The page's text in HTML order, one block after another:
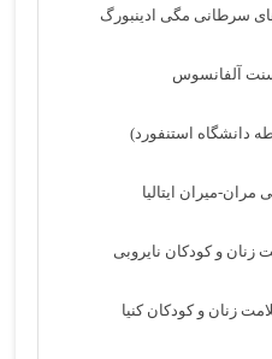
سرطانی مگی ادینبورگ
سنت آلفانسوس
دانشگاه استنفورد)
میران ایتالیا
زنان و کودکان نایروبی
زنان و کودکان کنیا